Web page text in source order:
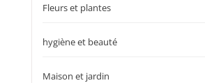
Fleurs et plantes
hygiène et beauté
Maison et jardin